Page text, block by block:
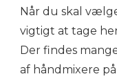
Når du skal
vigtigt at tage
Der findes
af håndmixere